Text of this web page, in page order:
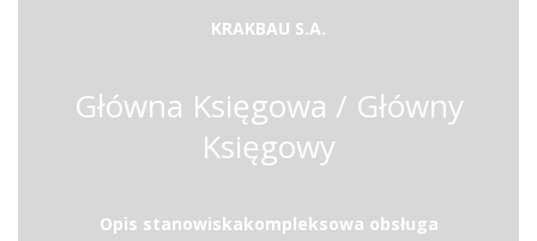
KRAKBAU S.A.
Główna Księgowa / Główny
Księgowy
Opis stanowiskakompleksowa obsługa